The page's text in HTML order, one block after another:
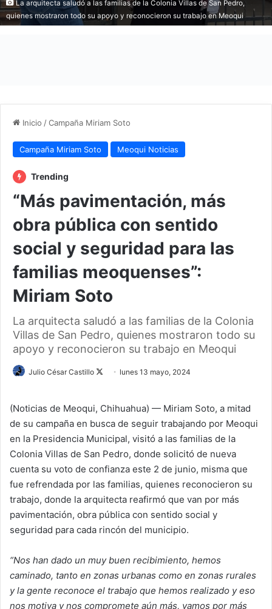
La arquitecta saludó a las familias de la Colonia Villas de San Pedro,
quienes mostraron todo su apoyo y reconocieron su trabajo en Meoqui
Inicio /Campaña Miriam Soto
Campaña Miriam Soto Meoqui Noticias
Trending
“Más pavimentación, más
obra pública con sentido
social y seguridad para las
familias meoquenses”:
Miriam Soto
La arquitecta saludó a las familias de la Colonia
Villas de San Pedro, quienes mostraron todo su
apoyo y reconocieron su trabajo en Meoqui
Julio César Castillo
w
o
n
X
lunes 13 mayo, 2024
(Noticias de Meoqui, Chihuahua) — Miriam Soto, a mitad
de su campaña en busca de seguir trabajando por Meoqui
en la Presidencia Municipal, visitó a las familias de la
Colonia Villas de San Pedro, donde solicitó de nueva
cuenta su voto de confianza este 2 de junio, misma que
fue refrendada por las familias, quienes reconocieron su
trabajo, donde la arquitecta reafirmó que van por más
pavimentación, obra pública con sentido social y
seguridad para cada rincón del municipio.
“Nos han dado un muy buen recibimiento, hemos
caminado, tanto en zonas urbanas como en zonas rurales
y la gente reconoce el trabajo que hemos realizado y eso
nos motiva y nos compromete aún más, vamos por más